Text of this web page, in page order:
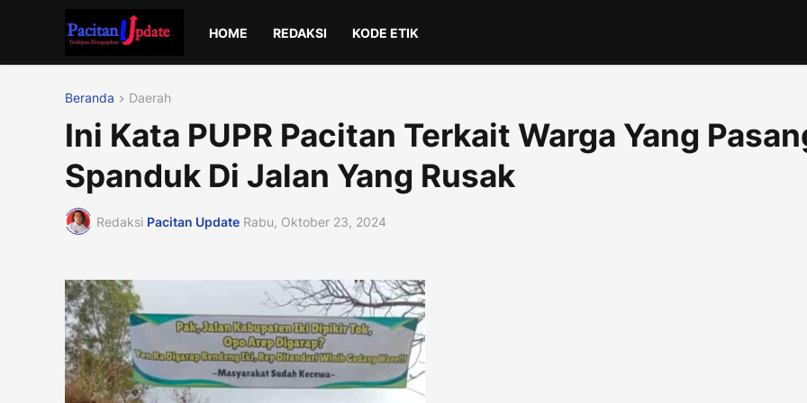
HOME REDAKSI KODE ETIK
Beranda Daerah
Ini Kata PUPR Pacitan Terkait Warga Yang
Spanduk Di Jalan Yang Rusak
Redaksi Pacitan Update Rabu, Oktober 23, 2024